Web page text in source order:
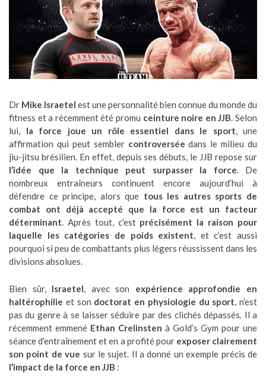
Dr Mike Israetel est une personnalité bien connue du monde du
fitness et a récemment été promu ceinture noire en JJB. Selon
lui, la force joue un rôle essentiel dans le sport, une
affirmation qui peut sembler controversée dans le milieu du
jiu-jitsu brésilien. En effet, depuis ses débuts, le JJB repose sur
l’idée que la technique peut surpasser la force. De
nombreux entraîneurs continuent encore aujourd’hui à
défendre ce principe, alors que tous les autres sports de
combat ont déjà accepté que la force est un facteur
déterminant. Après tout, c’est précisément la raison pour
laquelle les catégories de poids existent, et c’est aussi
pourquoi si peu de combattants plus légers réussissent dans les
divisions absolues.
Bien sûr, Israetel, avec son expérience approfondie en
haltérophilie et son doctorat en physiologie du sport, n’est
pas du genre à se laisser séduire par des clichés dépassés. Il a
récemment emmené Ethan Crelinsten à Gold’s Gym pour une
séance d’entraînement et en a profité pour exposer clairement
son point de vue sur le sujet. Il a donné un exemple précis de
l’impact de la force en JJB :